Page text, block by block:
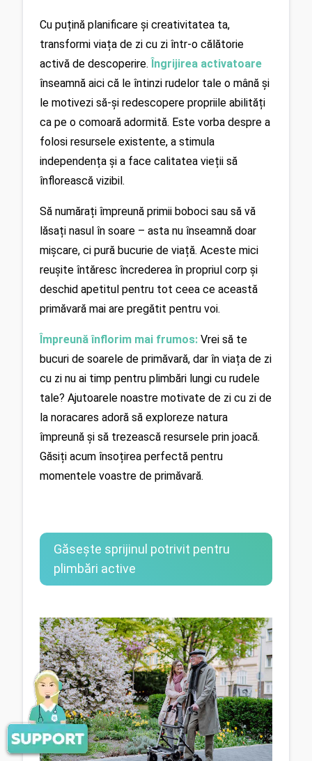
Cu puțină planificare și creativitatea ta,
transformi viața de zi cu zi într-o călătorie
activă de descoperire. Îngrijirea activatoare
înseamnă aici că le întinzi rudelor tale o mână și
le motivezi să-și redescopere propriile abilități
ca pe o comoară adormită. Este vorba despre a
folosi resursele existente, a stimula
independența și a face calitatea vieții să
înflorească vizibil.
Să numărați împreună primii boboci sau să vă
lăsați nasul în soare – asta nu înseamnă doar
mișcare, ci pură bucurie de viață. Aceste mici
reușite întăresc încrederea în propriul corp și
deschid apetitul pentru tot ceea ce această
primăvară mai are pregătit pentru voi.
Împreună înflorim mai frumos: Vrei să te
bucuri de soarele de primăvară, dar în viața de zi
cu zi nu ai timp pentru plimbări lungi cu rudele
tale? Ajutoarele noastre motivate de zi cu zi de
la noracares adoră să exploreze natura
împreună și să trezească resursele prin joacă.
Găsiți acum însoțirea perfectă pentru
momentele voastre de primăvară.
Găsește sprijinul potrivit pentru
plimbări active